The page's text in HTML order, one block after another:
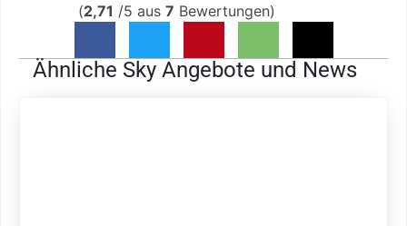
(2,71 /5 aus 7 Bewertungen)
Ähnliche Sky Angebote und News